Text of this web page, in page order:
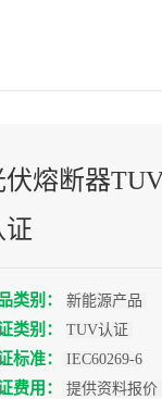
伏熔断器
证
类别：新能源产品
类别：TUV认证
标准： IEC60269-6
费用： 提供资料报价